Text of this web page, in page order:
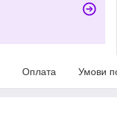
Оплата Умови